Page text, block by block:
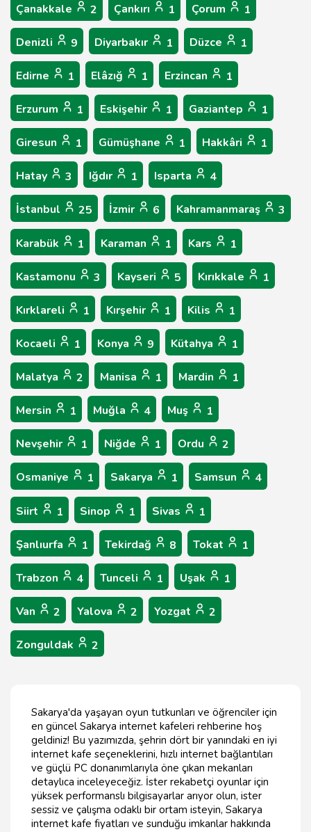
Çanakkale 2 Çankırı 1 Çorum 1
Denizli 9 Diyarbakır 1 Düzce 1
Edirne 1 Elâzığ 1 Erzincan 1
Erzurum 1 Eskişehir 1 Gaziantep 1
Giresun 1 Gümüşhane 1 Hakkâri 1
Hatay 3 Iğdır 1 Isparta 4
İstanbul 25 İzmir 6 Kahramanmaraş 3
Karabük 1 Karaman 1 Kars 1
Kastamonu 3 Kayseri 5 Kırıkkale 1
Kırklareli 1 Kırşehir 1 Kilis 1
Kocaeli 1 Konya 9 Kütahya 1
Malatya 2 Manisa 1 Mardin 1
Mersin 1 Muğla 4 Muş 1
Nevşehir 1 Niğde 1 Ordu 2
Osmaniye 1 Sakarya 1 Samsun 4
Siirt 1 Sinop 1 Sivas 1
Şanlıurfa 1 Tekirdağ 8 Tokat 1
Trabzon 4 Tunceli 1 Uşak 1
Van 2 Yalova 2 Yozgat 2
Zonguldak 2
Sakarya'da yaşayan oyun tutkunları ve öğrenciler için
en güncel Sakarya internet kafeleri rehberine hoş
geldiniz! Bu yazımızda, şehrin dört bir yanındaki en iyi
internet kafe seçeneklerini, hızlı internet bağlantıları
ve güçlü PC donanımlarıyla öne çıkan mekanları
detaylıca inceleyeceğiz. İster rekabetçi oyunlar için
yüksek performanslı bilgisayarlar arıyor olun, ister
sessiz ve çalışma odaklı bir ortam isteyin, Sakarya
internet kafe fiyatları ve sunduğu imkanlar hakkında